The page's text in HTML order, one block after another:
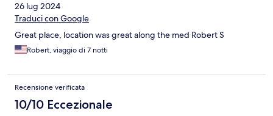
26 lug 2024
Traduci con Google
Great place, location was great along the med Robert S
Robert, viaggio di 7 notti
Recensione verificata
10/10 Eccezionale